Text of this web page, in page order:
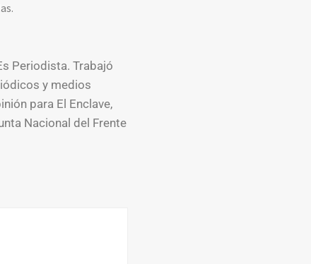
Periodista. Trabajó
y medios
para El Enclave,
Nacional del Frente